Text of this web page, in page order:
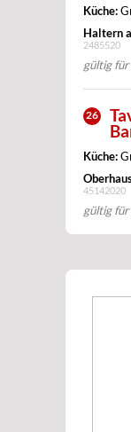
Küche:
Haltern
2485520
gültig für
26
Küche:
45142020
gültig für